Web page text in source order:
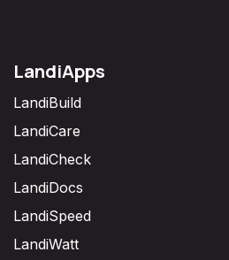
LandiApps
LandiBuild
LandiCare
LandiCheck
LandiDocs
LandiSpeed
LandiWatt